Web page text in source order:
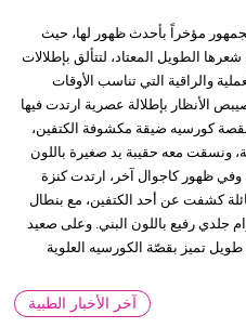
مؤخراً بأحدث ظهور لها، حيث
الطويل المعتاد، لتتألق بإطلالات
والراقية التي تناسب الأوقات
الأنظار بإطلالة عصرية ارتدت فيها
كورسيه ضيقة مكشوفة الكتفين،
ونسقت معه حقيبة يد صغيرة باللون
وفي ظهور كاجوال آخر، ارتدت كنزة
كشفت عن أحد الكتفين، مع بنطال
رفيع باللون البني. وعلى صعيد
تميز بقصّة الكورسيه العلوية
آخر الأخبار الطبية